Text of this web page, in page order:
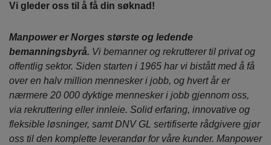
Vi gleder oss til å få din søknad!
Manpower er Norges største og ledende
bemanningsbyrå. Vi bemanner og rekrutterer til privat og
offentlig sektor. Siden starten i 1965 har vi bistått med å få
over en halv million mennesker i jobb, og hvert år er
nærmere 20 000 dyktige mennesker i jobb gjennom oss,
via rekruttering eller innleie. Solid erfaring, innovative og
fleksible løsninger, samt DNV GL sertifiserte rådgivere gjør
oss til den komplette leverandør for våre kunder. Manpower